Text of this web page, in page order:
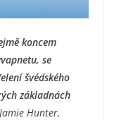
koncem
se
švédského
základnách
Hunter,